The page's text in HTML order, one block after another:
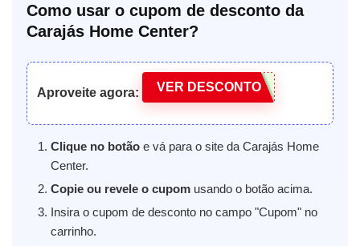
Como usar o cupom de desconto da
Carajás Home Center?
Aproveite agora: VER DESCONTO
Clique no botão e vá para o site da Carajás Home
Center.
Copie ou revele o cupom usando o botão acima.
Insira o cupom de desconto no campo "Cupom" no
carrinho.